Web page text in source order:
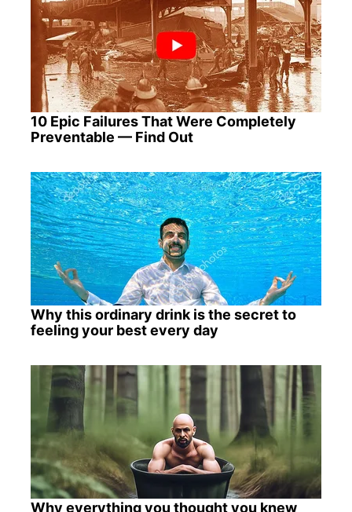
10 Epic Failures That Were Completely
Preventable — Find Out
Why this ordinary drink is the secret to
feeling your best every day
Why everything you thought you knew